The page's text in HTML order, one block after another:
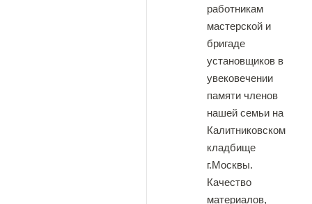
работникам
мастерской и
бригаде
установщиков в
увековечении
памяти членов
нашей семьи на
Калитниковском
кладбище
г.Москвы.
Качество
материалов,